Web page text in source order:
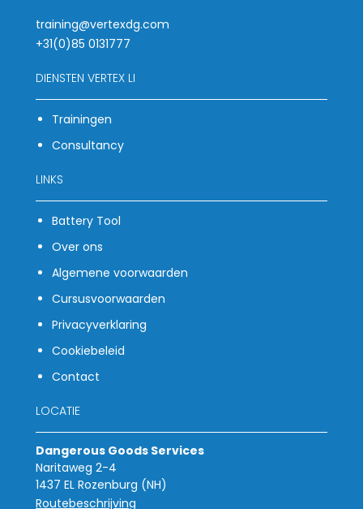
training@vertexdg.com
+31(0)85 0131777
DIENSTEN VERTEX LI
Trainingen
Consultancy
LINKS
Battery Tool
Over ons
Algemene voorwaarden
Cursusvoorwaarden
Privacyverklaring
Cookiebeleid
Contact
LOCATIE
Dangerous Goods Services
Naritaweg 2-4
1437 EL Rozenburg (NH)
Routebeschrijving